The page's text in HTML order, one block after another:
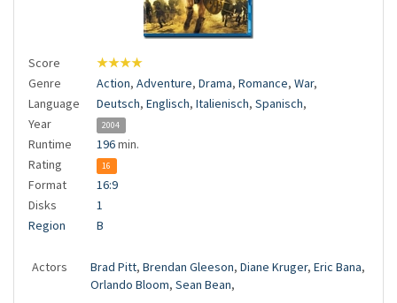
Score
★★★★
Genre
Action, Adventure, Drama, Romance, War,
Language
Deutsch, Englisch, Italienisch, Spanisch,
Year
2004
Runtime 196min.
Rating
16
Format
16:9
Disks
1
Region
B
Actors Brad Pitt, Brendan Gleeson, Diane Kruger, Eric Bana,
Orlando Bloom, Sean Bean,